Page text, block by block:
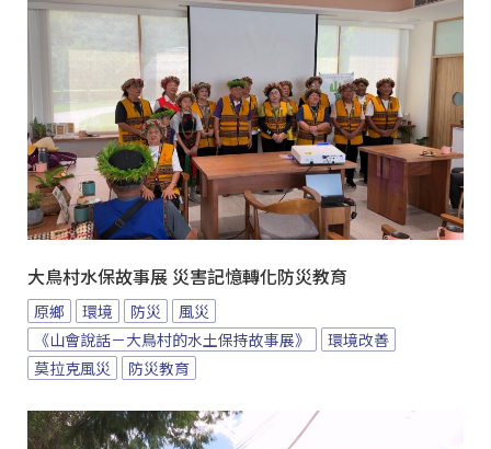
大鳥村水保故事展 災害記憶轉化防災教育
原鄉 環境 防災
風災
《山會說話－大鳥村的水土保持故事展》
環境改善
莫拉克風災
防災教育